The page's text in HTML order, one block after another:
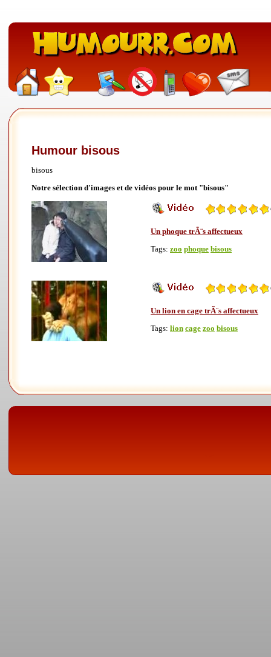
Humour bisous
bisous
Notre sélection d'images et de vidéos pour le mot "bisous"
Un phoque trÃ¨s affectueux
Tags: zoo phoque bisous
Un lion en cage trÃ¨s affectueux
Tags: lion cage zoo bisous